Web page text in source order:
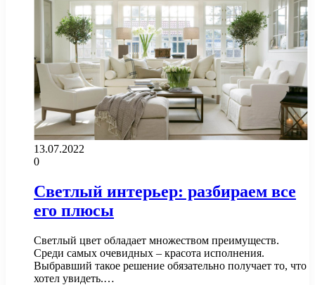
13.07.2022
0
Светлый интерьер: разбираем все
его плюсы
Светлый цвет обладает множеством преимуществ.
Среди самых очевидных – красота исполнения.
Выбравший такое решение обязательно получает то, что
хотел увидеть.…